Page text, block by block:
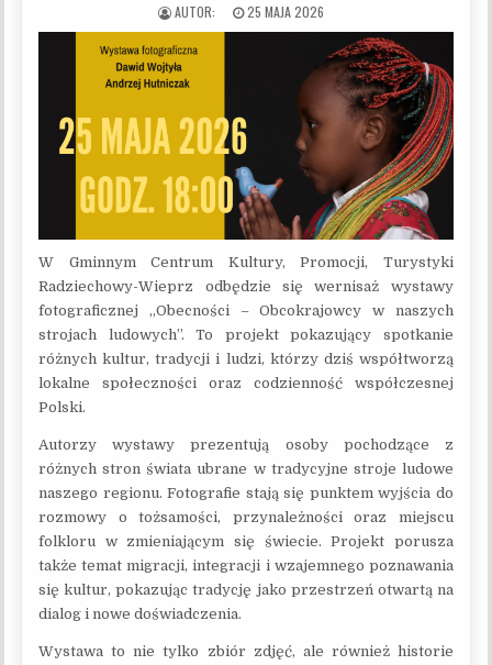
PUBLISHED DATE:
25 MAJA 2026
W Gminnym Centrum Kultury, Promocji, Turystyki
Radziechowy-Wieprz odbędzie się wernisaż wystawy
fotograficznej „Obecności – Obcokrajowcy w naszych
strojach ludowych”. To projekt pokazujący spotkanie
różnych kultur, tradycji i ludzi, którzy dziś współtworzą
lokalne społeczności oraz codzienność współczesnej
Polski.
Autorzy wystawy prezentują osoby pochodzące z
różnych stron świata ubrane w tradycyjne stroje ludowe
naszego regionu. Fotografie stają się punktem wyjścia do
rozmowy o tożsamości, przynależności oraz miejscu
folkloru w zmieniającym się świecie. Projekt porusza
także temat migracji, integracji i wzajemnego poznawania
się kultur, pokazując tradycję jako przestrzeń otwartą na
dialog i nowe doświadczenia.
Wystawa to nie tylko zbiór zdjęć, ale również historie